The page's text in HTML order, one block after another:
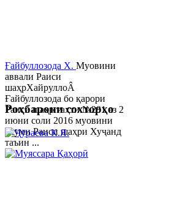
Ғайбуллозода Х. Муовини
аввали Раиси
шаҳрХайруллоÂ
Ғайбуллозода бо қарори
Раиси шаҳр таҳти №281 аз 2
июни соли 2016 муовини
якуми Раиси шаҳри Хуҷанд
таъин ...
Роҳбарони сохторҳо